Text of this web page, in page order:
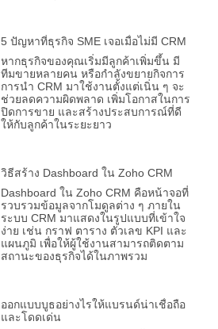
5 ปัญหาที่ธุรกิจ SME เจอเมื่อไม่มี CRM
หากธุรกิจของคุณเริ่มมีลูกค้าเพิ่มขึ้น มี
ทีมขายหลายคน หรือกำลังขยายกิจการ
การนำ CRM มาใช้งานตั้งแต่เนิ่น ๆ จะ
ช่วยลดความผิดพลาด เพิ่มโอกาสในการ
ปิดการขาย และสร้างประสบการณ์ที่ดี
ให้กับลูกค้าในระยะยาว
วิธีสร้าง Dashboard ใน Zoho CRM
Dashboard ใน Zoho CRM คือหน้าจอที่
รวบรวมข้อมูลจากโมดูลต่าง ๆ ภายใน
ระบบ CRM มาแสดงในรูปแบบที่เข้าใจ
ง่าย เช่น กราฟ ตาราง ตัวเลข KPI และ
แผนภูมิ เพื่อให้ผู้ใช้งานสามารถติดตาม
สถานะของธุรกิจได้ในภาพรวม
ออกแบบบูธอย่างไรให้แบรนด์น่าเชื่อถือ
และโดดเด่น